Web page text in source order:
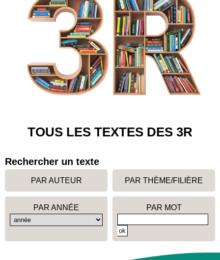
TOUS LES TEXTES DES 3R
Rechercher un texte
PAR AUTEUR PAR THÈME/FILIÈRE
PAR ANNÉE PAR MOT